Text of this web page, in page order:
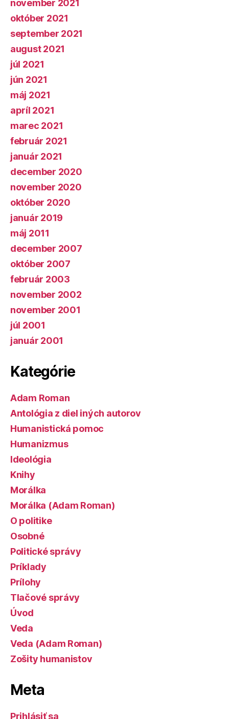
november 2021
október 2021
september 2021
august 2021
júl 2021
jún 2021
máj 2021
apríl 2021
marec 2021
február 2021
január 2021
december 2020
november 2020
október 2020
január 2019
máj 2011
december 2007
október 2007
február 2003
november 2002
november 2001
júl 2001
január 2001
Kategórie
Adam Roman
Antológia z diel iných autorov
Humanistická pomoc
Humanizmus
Ideológia
Knihy
Morálka
Morálka (Adam Roman)
O politike
Osobné
Politické správy
Príklady
Prílohy
Tlačové správy
Úvod
Veda
Veda (Adam Roman)
Zošity humanistov
Meta
Prihlásiť sa